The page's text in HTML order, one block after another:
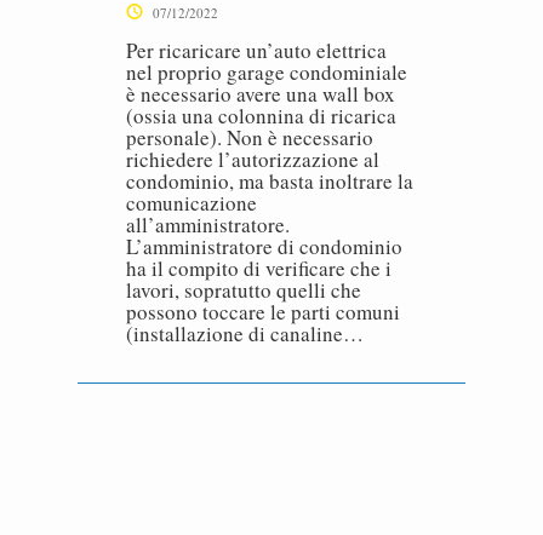
07/12/2022
Per ricaricare un’auto elettrica
nel proprio garage condominiale
è necessario avere una wall box
(ossia una colonnina di ricarica
personale). Non è necessario
richiedere l’autorizzazione al
condominio, ma basta inoltrare la
comunicazione
all’amministratore.
L’amministratore di condominio
ha il compito di verificare che i
lavori, sopratutto quelli che
possono toccare le parti comuni
(installazione di canaline…